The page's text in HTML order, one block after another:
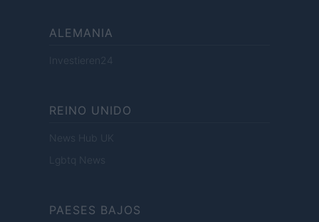
ALEMANIA
Investieren24
REINO UNIDO
News Hub UK
Lgbtq News
PAESES BAJOS